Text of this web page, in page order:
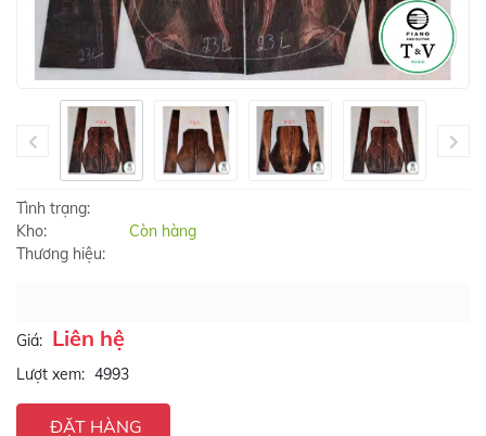
Tình trạng:
Kho:
Còn hàng
Thương hiệu:
Giá: Liên hệ
Lượt xem: 4993
ĐẶT HÀNG